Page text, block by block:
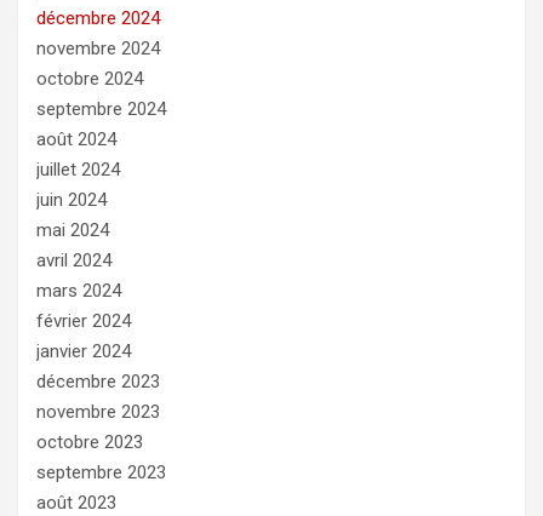
décembre 2024
novembre 2024
octobre 2024
septembre 2024
août 2024
juillet 2024
juin 2024
mai 2024
avril 2024
mars 2024
février 2024
janvier 2024
décembre 2023
novembre 2023
octobre 2023
septembre 2023
août 2023